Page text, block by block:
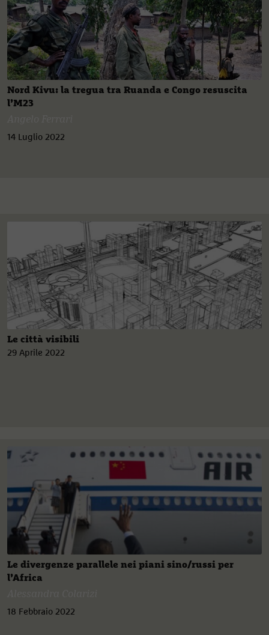
Nord Kivu: la tregua tra Ruanda e Congo resuscita
l’M23
14 Luglio 2022
Le città visibili
29 Aprile 2022
Le divergenze parallele nei piani sino/russi per
l’Africa
18 Febbraio 2022